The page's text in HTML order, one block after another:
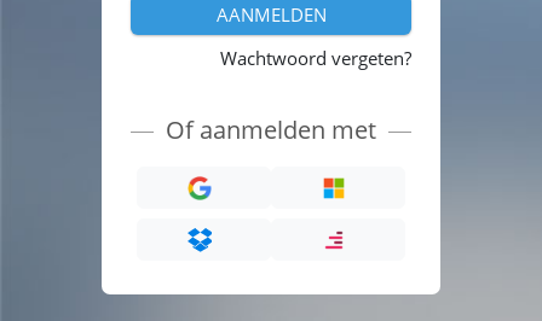
AANMELDEN
Wachtwoord vergeten?
Of aanmelden met